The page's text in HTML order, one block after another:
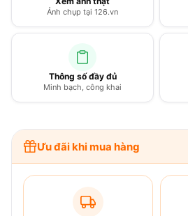
Ảnh chụp tại 126.vn
Thông số đầy đủ
Minh bạch, công khai
Ưu đãi khi mua hàng